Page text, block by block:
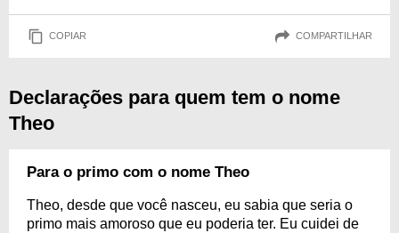
COPIAR COMPARTILHAR
Declarações para quem tem o nome
Theo
Para o primo com o nome Theo
Theo, desde que você nasceu, eu sabia que seria o
primo mais amoroso que eu poderia ter. Eu cuidei de